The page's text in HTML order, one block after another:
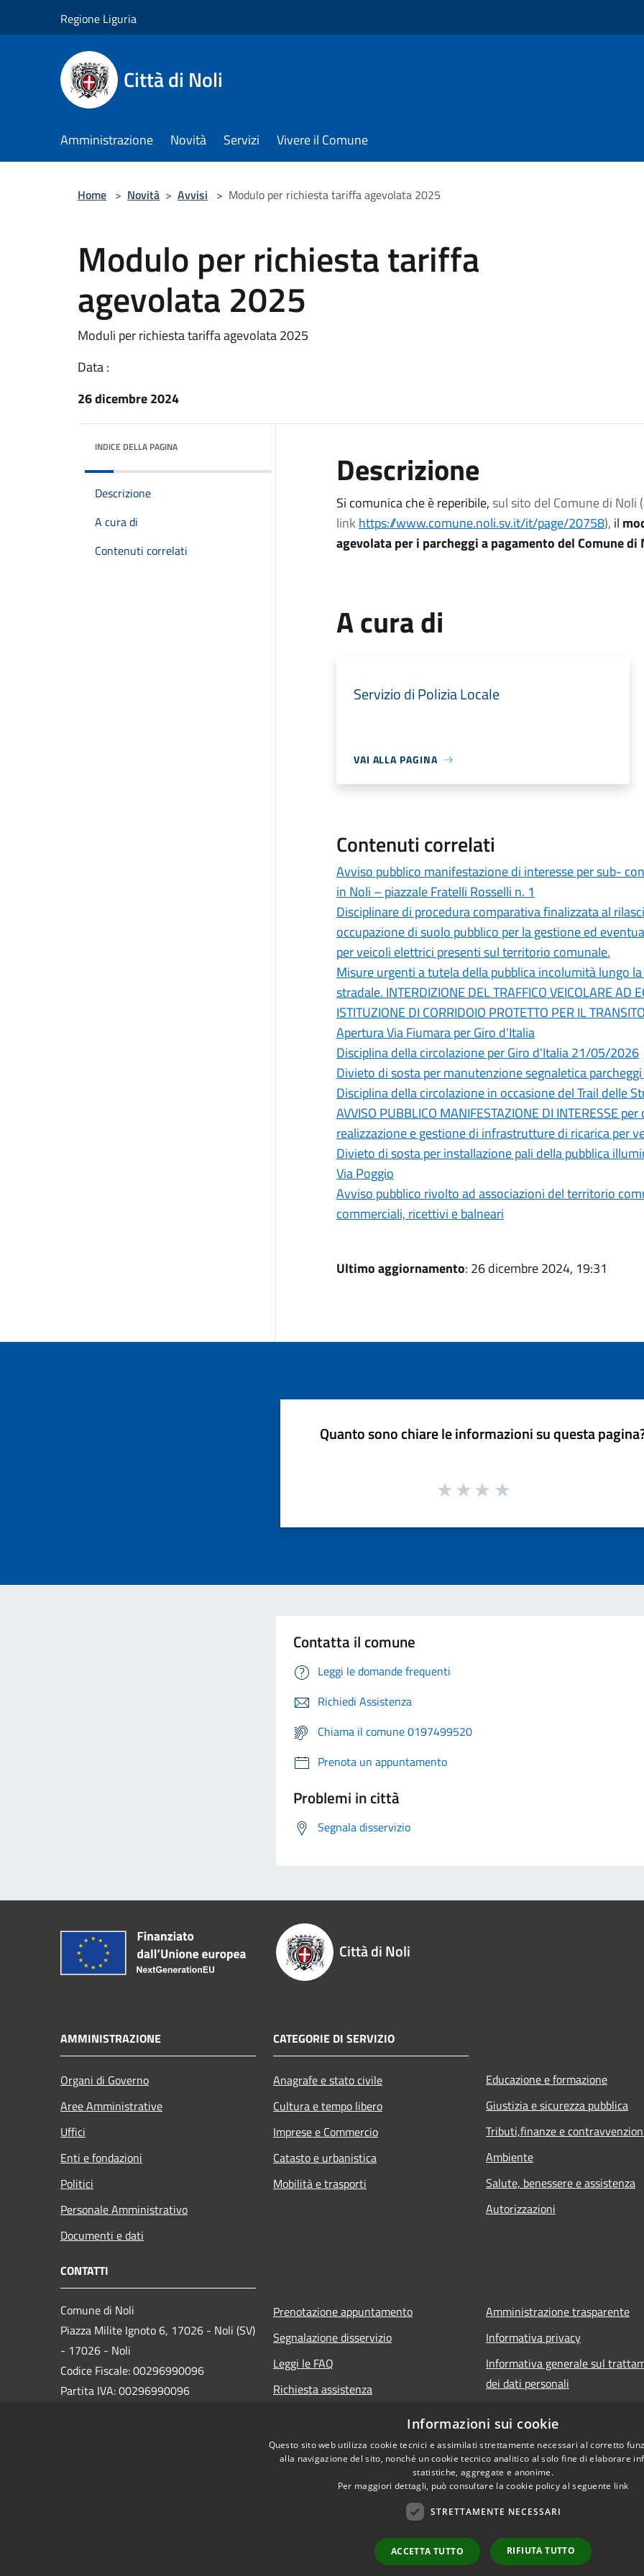
Regione Liguria
Città di Noli
Amministrazione Novità Servizi Vivere il Comune
Home > Novità > Avvisi > Modulo per richiesta tariffa agevolata 2025
Modulo per richiesta tariffa
agevolata 2025
Moduli per richiesta tariffa agevolata 2025
Data :
26 dicembre 2024
INDICE DELLA PAGINA
Descrizione
A cura di
Contenuti correlati
Descrizione
Si comunica che è reperibile, sul sito del Comune di Noli (
link https://www.comune.noli.sv.it/it/page/20758), il
agevolata per i parcheggi a pagamento del Comune
A cura di
Servizio di Polizia Locale
VAI ALLA PAGINA
Contenuti correlati
Avviso pubblico manifestazione di interesse per sub-
in Noli – piazzale Fratelli Rosselli n. 1
Disciplinare di procedura comparativa finalizzata al
occupazione di suolo pubblico per la gestione ed
per veicoli elettrici presenti sul territorio comunale.
Misure urgenti a tutela della pubblica incolumità lungo
stradale. INTERDIZIONE DEL TRAFFICO VEICOLARE AD
ISTITUZIONE DI CORRIDOIO PROTETTO PER IL
Apertura Via Fiumara per Giro d'Italia
Disciplina della circolazione per Giro d'Italia 21/05/2026
Divieto di sosta per manutenzione segnaletica
Disciplina della circolazione in occasione del Trail delle
AVVISO PUBBLICO MANIFESTAZIONE DI INTERESSE
realizzazione e gestione di infrastrutture di ricarica per
Divieto di sosta per installazione pali della pubblica
Via Poggio
Avviso pubblico rivolto ad associazioni del territorio
commerciali, ricettivi e balneari
Ultimo aggiornamento: 26 dicembre 2024, 19:31
Quanto sono chiare le informazioni su questa
Contatta il comune
Leggi le domande frequenti
Richiedi Assistenza
Chiama il comune 0197499520
Prenota un appuntamento
Problemi in città
Segnala disservizio
Città di Noli
AMMINISTRAZIONE
Organi di Governo
Aree Amministrative
Uffici
Enti e fondazioni
Politici
Personale Amministrativo
Documenti e dati
CATEGORIE DI SERVIZIO
Anagrafe e stato civile
Cultura e tempo libero
Imprese e Commercio
Catasto e urbanistica
Mobilità e trasporti
Educazione e formazione
Giustizia e sicurezza pubblica
Tributi,finanze e
Ambiente
Salute, benessere e assistenza
Autorizzazioni
CONTATTI
Comune di Noli
Piazza Milite Ignoto 6, 17026 - Noli (SV)
- 17026 - Noli
Codice Fiscale: 00296990096
Partita IVA: 00296990096
Prenotazione appuntamento
Segnalazione disservizio
Leggi le FAQ
Richiesta assistenza
Amministrazione trasparente
Informativa privacy
Informativa generale sul
dei dati personali
Amministrazione
Informazioni sui cookie
Questo sito web utilizza cookie tecnici e assimilati strettamente necessari al corretto
alla navigazione del sito, nonché un cookie tecnico analitico al solo fine di elaborare
statistiche, aggregate e anonime.
Per maggiori dettagli, può consultare la cookie policy al seguente link
STRETTAMENTE NECESSARI
ACCETTA TUTTO RIFIUTA TUTTO